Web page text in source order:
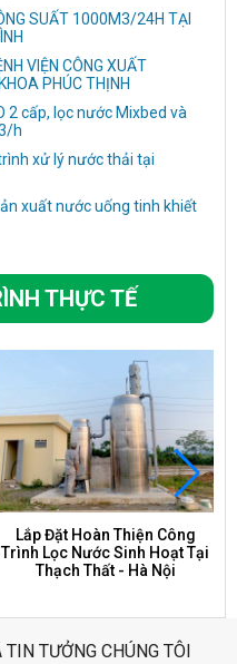
SUẤT 1000M3/24H TẠI
VIỆN CÔNG XUẤT
PHÚC THỊNH
2 cấp, lọc nước Mixbed và
h
xử lý nước thải tại
xuất nước uống tinh khiết
THỰC TẾ
Lắp Đặt Hoàn Thiện Công
Trình Lọc Nước Sinh Hoạt Tại
Thạch Thất - Hà Nội
TƯỞNG CHÚNG TÔI